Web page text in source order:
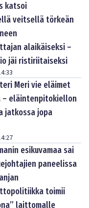
katsoi
veitsellä törkeän
alaikäiseksi –
jäi ristiriitaiseksi
Meri vie eläimet
– eläintenpitokiellon
jatkossa jopa
esikuvamaa sai
paneelissa
toimii
laittomalle